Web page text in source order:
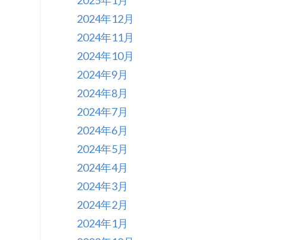
2024年12月
2024年11月
2024年10月
2024年9月
2024年8月
2024年7月
2024年6月
2024年5月
2024年4月
2024年3月
2024年2月
2024年1月